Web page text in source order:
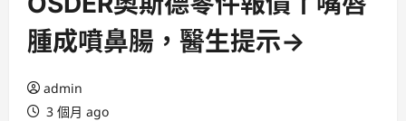
腫成噴鼻腸，醫生提示→
admin
3 個月 ago